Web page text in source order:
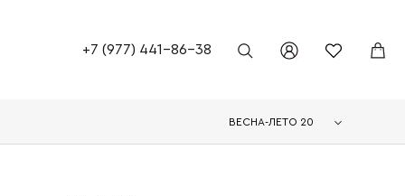
ВЕСНА-ЛЕТО 20
+7 (977) 441-86-38